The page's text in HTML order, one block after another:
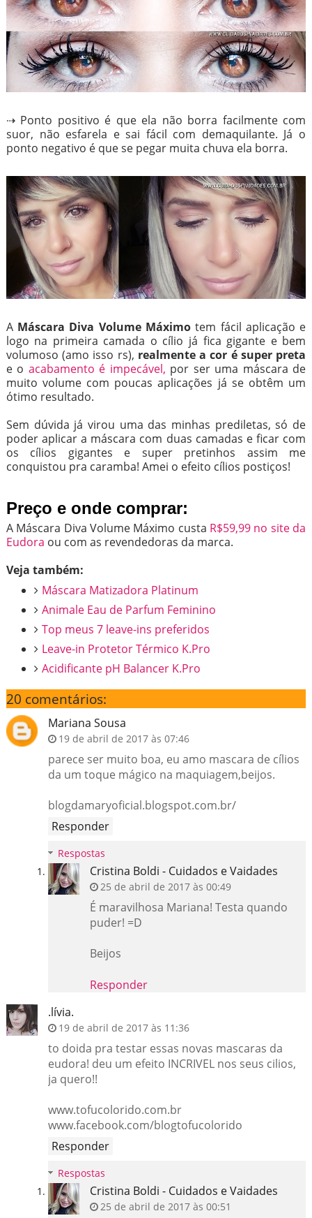
⇢ Ponto positivo é que ela não borra facilmente com
suor, não esfarela e sai fácil com demaquilante. Já o
ponto negativo é que se pegar muita chuva ela borra.
A Máscara Diva Volume Máximo tem fácil aplicação e
logo na primeira camada o cílio já fica gigante e bem
volumoso (amo isso rs), realmente a cor é super preta
e o acabamento é impecável, por ser uma máscara de
muito volume com poucas aplicações já se obtêm um
ótimo resultado.
Sem dúvida já virou uma das minhas prediletas, só de
poder aplicar a máscara com duas camadas e ficar com
os cílios gigantes e super pretinhos assim me
conquistou pra caramba! Amei o efeito cílios postiços!
Preço e onde comprar:
A Máscara Diva Volume Máximo custa R$59,99 no site da
Eudora ou com as revendedoras da marca.
Veja também:
Máscara Matizadora Platinum
Animale Eau de Parfum Feminino
Top meus 7 leave-ins preferidos
Leave-in Protetor Térmico K.Pro
Acidificante pH Balancer K.Pro
20 comentários:
Mariana Sousa
19 de abril de 2017 às 07:46
parece ser muito boa, eu amo mascara de cílios
da um toque mágico na maquiagem,beijos.
blogdamaryoficial.blogspot.com.br/
Responder
Respostas
Cristina Boldi - Cuidados e Vaidades
25 de abril de 2017 às 00:49
É maravilhosa Mariana! Testa quando
puder! =D
Beijos
Responder
.lívia.
19 de abril de 2017 às 11:36
to doida pra testar essas novas mascaras da
eudora! deu um efeito INCRIVEL nos seus cilios,
ja quero!!
www.tofucolorido.com.br
www.facebook.com/blogtofucolorido
Responder
Respostas
Cristina Boldi - Cuidados e Vaidades
25 de abril de 2017 às 00:51